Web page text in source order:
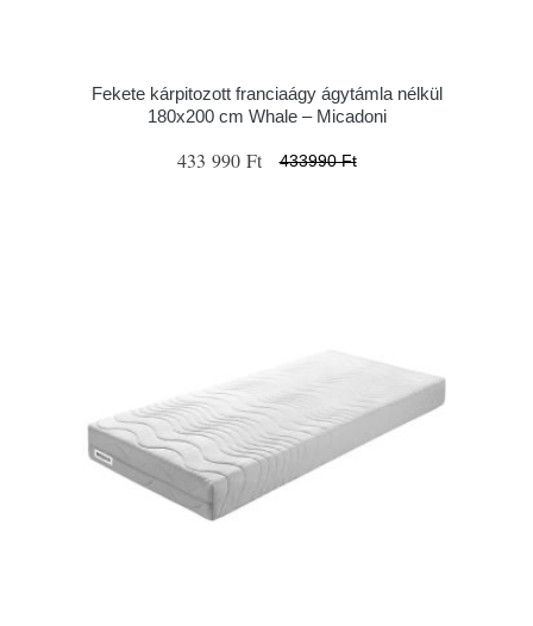
Fekete kárpitozott franciaágy ágytámla nélkül
180x200 cm Whale – Micadoni
433 990 Ft 433990 Ft